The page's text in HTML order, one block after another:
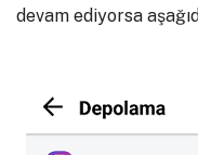
devam ediyorsa